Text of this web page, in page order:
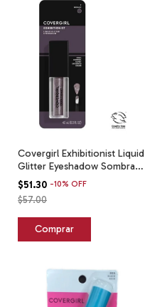
Covergirl Exhibitionist Liquid
Glitter Eyeshadow Sombra
Ojos 7 Mirage
$51.30 -10% OFF
$57.00